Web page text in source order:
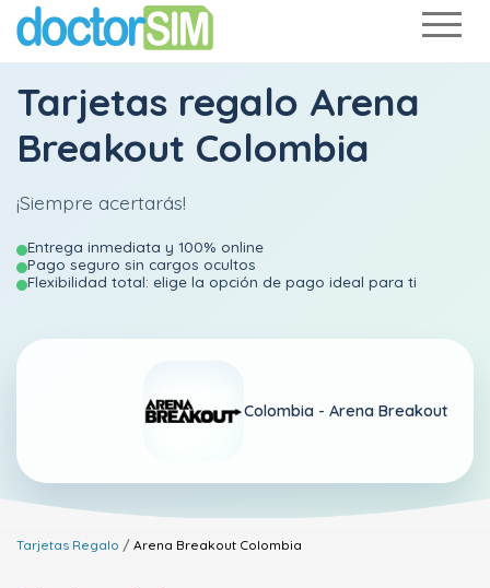
Tarjetas regalo Arena
Breakout Colombia
¡Siempre acertarás!
Entrega inmediata y 100% online
Pago seguro sin cargos ocultos
Flexibilidad total: elige la opción de pago ideal para ti
Colombia - Arena Breakout
Tarjetas Regalo Arena Breakout Colombia